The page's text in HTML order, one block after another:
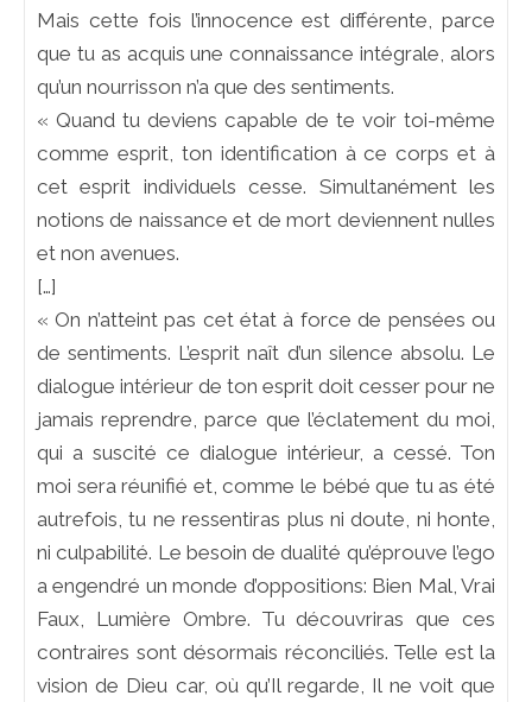
Mais cette fois l’innocence est différente, parce
que tu as acquis une connaissance intégrale, alors
qu’un nourrisson n’a que des sentiments.
« Quand tu deviens capable de te voir toi-même
comme esprit, ton identification à ce corps et à
cet esprit individuels cesse. Simultanément les
notions de naissance et de mort deviennent nulles
et non avenues.
[…]
« On n’atteint pas cet état à force de pensées ou
de sentiments. L’esprit naît d’un silence absolu. Le
dialogue intérieur de ton esprit doit cesser pour ne
jamais reprendre, parce que l’éclatement du moi,
qui a suscité ce dialogue intérieur, a cessé. Ton
moi sera réunifié et, comme le bébé que tu as été
autrefois, tu ne ressentiras plus ni doute, ni honte,
ni culpabilité. Le besoin de dualité qu’éprouve l’ego
a engendré un monde d’oppositions: Bien Mal, Vrai
Faux, Lumière Ombre. Tu découvriras que ces
contraires sont désormais réconciliés. Telle est la
vision de Dieu car, où qu’Il regarde, Il ne voit que